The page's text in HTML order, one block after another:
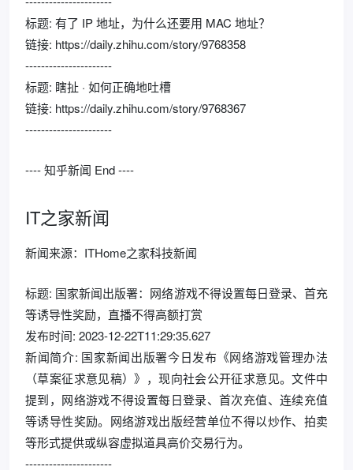
标题: 有了 IP 地址，为什么还要用 MAC 地址？
链接: https://daily.zhihu.com/story/9768358
----------------------
标题: 瞎扯 · 如何正确地吐槽
链接: https://daily.zhihu.com/story/9768367
----------------------
---- 知乎新闻 End ----
IT之家新闻
新闻来源：ITHome之家科技新闻
标题: 国家新闻出版署：网络游戏不得设置每日登录、首充
等诱导性奖励，直播不得高额打赏
发布时间: 2023-12-22T11:29:35.627
新闻简介: 国家新闻出版署今日发布《网络游戏管理办法
（草案征求意见稿）》，现向社会公开征求意见。文件中
提到，网络游戏不得设置每日登录、首次充值、连续充值
等诱导性奖励。网络游戏出版经营单位不得以炒作、拍卖
等形式提供或纵容虚拟道具高价交易行为。
----------------------